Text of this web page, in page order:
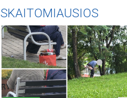
SKAITOMIAUSIOS